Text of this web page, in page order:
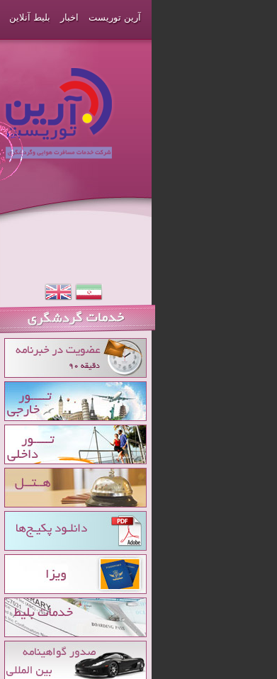
آرین توریست اخبار بلیط آنلاین